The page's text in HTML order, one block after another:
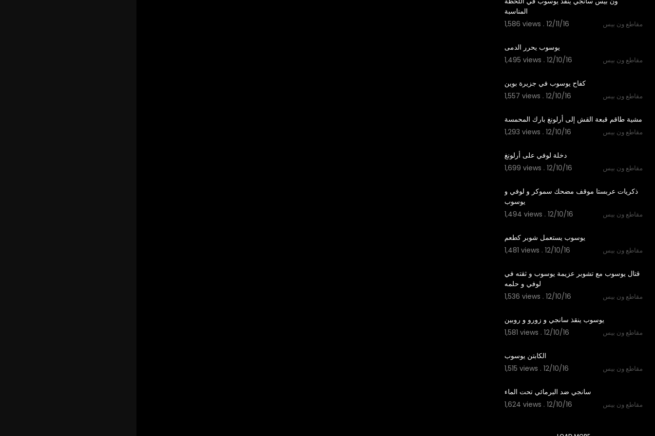
1,586 views . 12/11/16
مقاطع ون بيس
1,495 views . 12/10/16
مقاطع ون بيس
‫كفاح يوسوب في جزيرة بوين‬‎
1,557 views . 12/10/16
مقاطع ون بيس
1,293 views . 12/10/16
مقاطع ون بيس
‫دخلة لوفي على أرلونغ‬‎
1,699 views . 12/10/16
مقاطع ون بيس
‫ذكريات عربستا موقف مضحك سموكر و لوفي و
1,494 views . 12/10/16
مقاطع ون بيس
1,481 views . 12/10/16
مقاطع ون بيس
‫قتال يوسوب مع تشوبر عزيمة يوسوب و ثقته في
1,536 views . 12/10/16
مقاطع ون بيس
1,581 views . 12/10/16
مقاطع ون بيس
1,515 views . 12/10/16
مقاطع ون بيس
1,624 views . 12/10/16
مقاطع ون بيس